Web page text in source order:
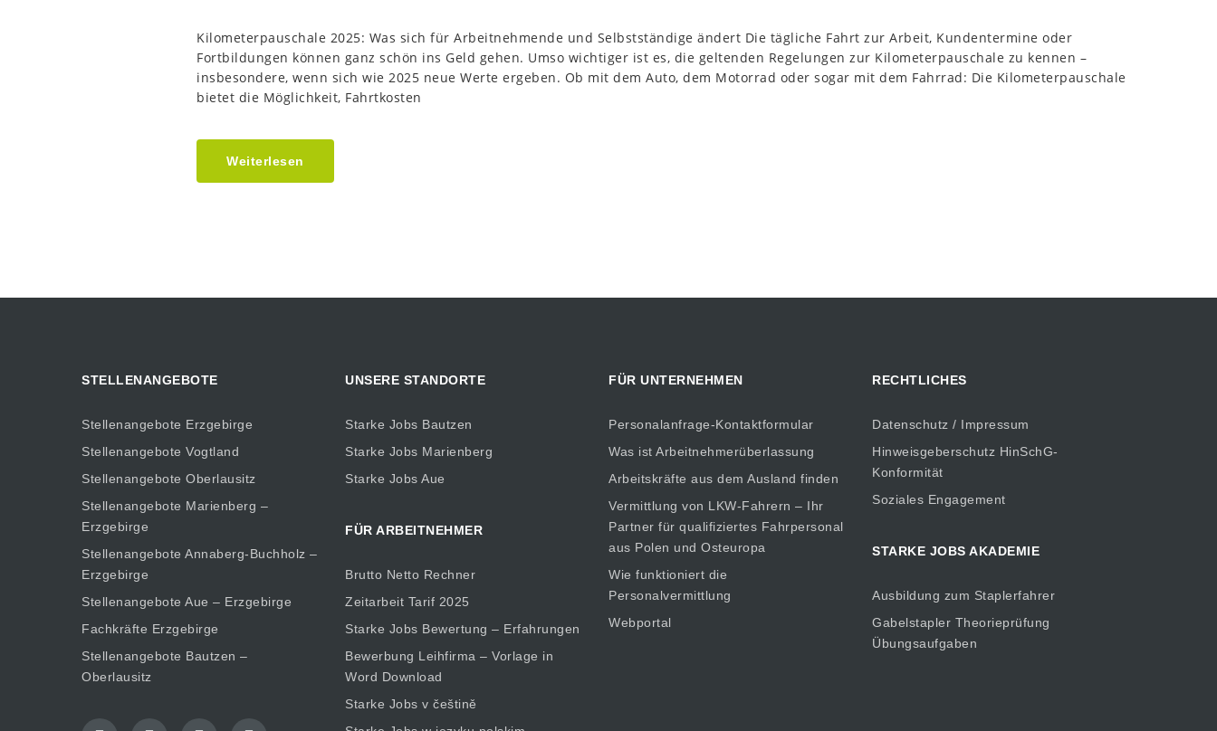
Kilometerpauschale 2025: Was sich für Arbeitnehmende und Selbstständige ändert Die tägliche Fahrt zur Arbeit, Kundentermine oder
Fortbildungen können ganz schön ins Geld gehen. Umso wichtiger ist es, die geltenden Regelungen zur Kilometerpauschale zu kennen –
insbesondere, wenn sich wie 2025 neue Werte ergeben. Ob mit dem Auto, dem Motorrad oder sogar mit dem Fahrrad: Die Kilometerpauschale
bietet die Möglichkeit, Fahrtkosten
Weiterlesen
STELLENANGEBOTE
Stellenangebote Erzgebirge
Stellenangebote Vogtland
Stellenangebote Oberlausitz
Stellenangebote Marienberg –
Erzgebirge
Stellenangebote Annaberg-Buchholz –
Erzgebirge
Stellenangebote Aue – Erzgebirge
Fachkräfte Erzgebirge
Stellenangebote Bautzen –
Oberlausitz
UNSERE STANDORTE
Starke Jobs Bautzen
Starke Jobs Marienberg
Starke Jobs Aue
FÜR ARBEITNEHMER
Brutto Netto Rechner
Zeitarbeit Tarif 2025
Starke Jobs Bewertung – Erfahrungen
Bewerbung Leihfirma – Vorlage in
Word Download
Starke Jobs v češtině
FÜR UNTERNEHMEN
Personalanfrage-Kontaktformular
Was ist Arbeitnehmerüberlassung
Arbeitskräfte aus dem Ausland finden
Vermittlung von LKW-Fahrern – Ihr
Partner für qualifiziertes Fahrpersonal
aus Polen und Osteuropa
Wie funktioniert die
Personalvermittlung
Webportal
RECHTLICHES
Datenschutz / Impressum
Hinweisgeberschutz HinSchG-
Konformität
Soziales Engagement
STARKE JOBS AKADEMIE
Ausbildung zum Staplerfahrer
Gabelstapler Theorieprüfung
Übungsaufgaben